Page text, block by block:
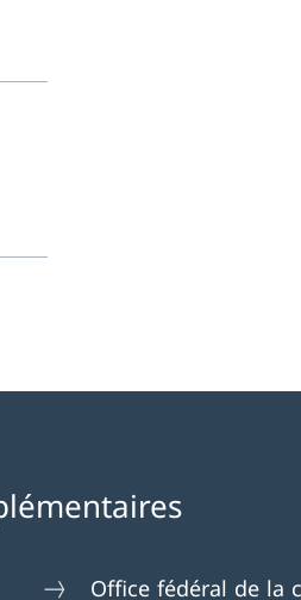
Office fédéral de la